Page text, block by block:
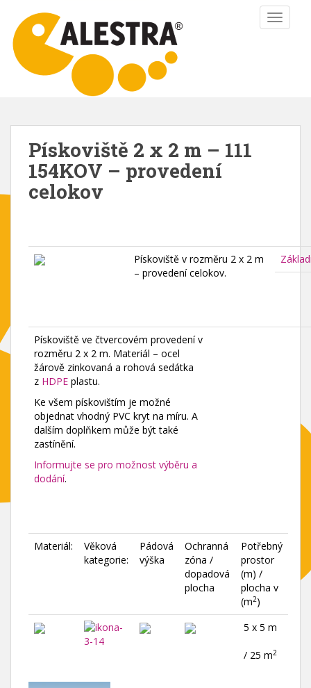
n
Pískoviště 2 x 2 m – 111
154KOV – provedení
celokov
Pískoviště v rozměru 2 x 2 m
– provedení celokov.
Pískoviště ve čtvercovém provedení v
rozměru 2 x 2 m. Materiál – ocel
žárově zinkovaná a rohová sedátka
z HDPE plastu.
Ke všem pískovištím je možné
objednat vhodný PVC kryt na míru. A
dalším doplňkem může být také
zastínění.
Informujte se pro možnost výběru a
dodání.
Materiál:
Věková
kategorie:
Pádová
výška
Ochranná
zóna /
dopadová
plocha
Potřebný
prostor
(m) /
plocha v
(m2)
5 x 5 m
/ 25 m2